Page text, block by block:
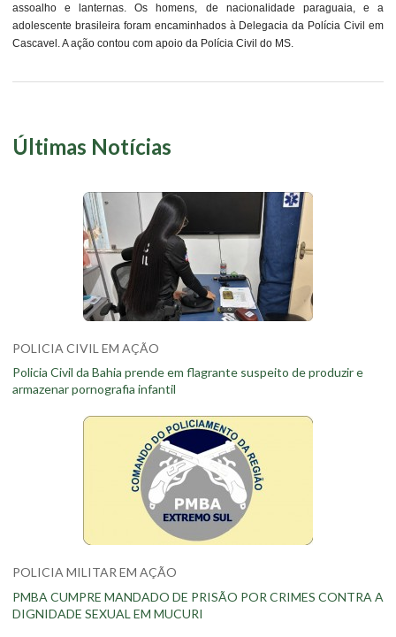
assoalho e lanternas. Os homens, de nacionalidade paraguaia, e a
adolescente brasileira foram encaminhados à Delegacia da Polícia Civil em
Cascavel. A ação contou com apoio da Polícia Civil do MS.
Últimas Notícias
POLICIA CIVIL EM AÇÃO
Policia Civil da Bahia prende em flagrante suspeito de produzir e
armazenar pornografia infantil
POLICIA MILITAR EM AÇÃO
PMBA CUMPRE MANDADO DE PRISÃO POR CRIMES CONTRA A
DIGNIDADE SEXUAL EM MUCURI